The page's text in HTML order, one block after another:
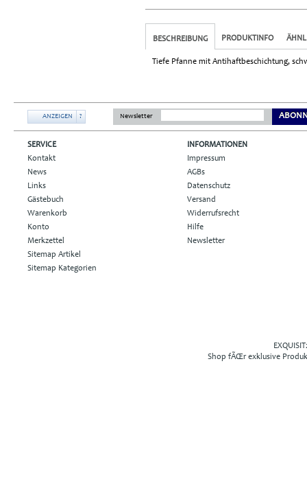
BESCHREIBUNG PRODUKTINFO
Tiefe Pfanne mit Antihaftbeschichtung,
ANZEIGEN ? Newsletter
SERVICE
Kontakt
News
Links
Gästebuch
Warenkorb
Konto
Merkzettel
Sitemap Artikel
Sitemap Kategorien
INFORMATIONEN
Impressum
AGBs
Datenschutz
Versand
Widerrufsrecht
Hilfe
Newsletter
Shop fÃŒr exklusive